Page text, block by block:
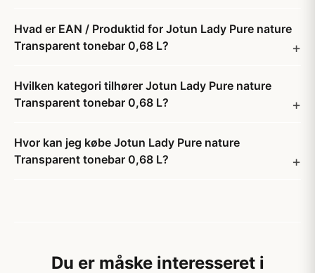
Hvad er EAN / Produktid for Jotun Lady Pure nature
Transparent tonebar 0,68 L?
Hvilken kategori tilhører Jotun Lady Pure nature
Transparent tonebar 0,68 L?
Hvor kan jeg købe Jotun Lady Pure nature
Transparent tonebar 0,68 L?
Du er måske interesseret i